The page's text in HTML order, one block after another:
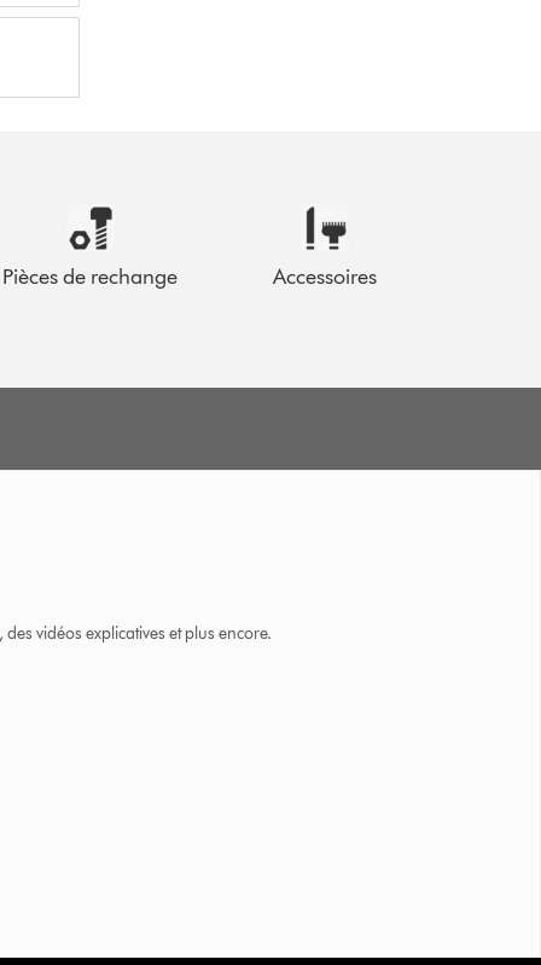
Pièces de rechange Accessoires
vidéos explicatives et plus encore.